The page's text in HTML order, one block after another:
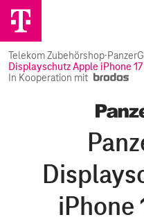
Telekom Zubehörshop·
Displayschutz Apple iPhone
In Kooperation mit
iPhone